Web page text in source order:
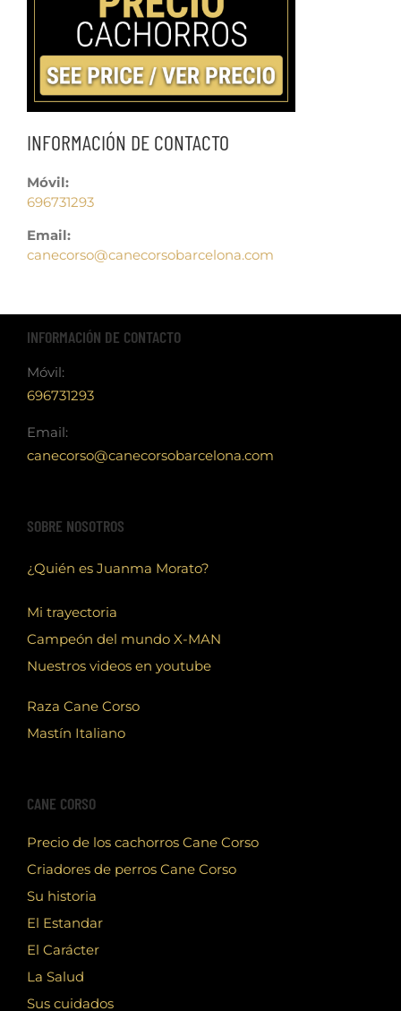
INFORMACIÓN DE CONTACTO
Móvil:
696731293
Email:
canecorso@canecorsobarcelona.com
INFORMACIÓN DE CONTACTO
Móvil:
696731293
Email:
canecorso@canecorsobarcelona.com
SOBRE NOSOTROS
¿Quién es Juanma Morato?
Mi trayectoria
Campeón del mundo X-MAN
Nuestros videos en youtube
Raza Cane Corso
Mastín Italiano
CANE CORSO
Precio de los cachorros Cane Corso
Criadores de perros Cane Corso
Su historia
El Estandar
El Carácter
La Salud
Sus cuidados